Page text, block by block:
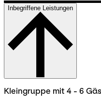
Inbegriffene Leistungen
Kleingruppe mit 4 - 6